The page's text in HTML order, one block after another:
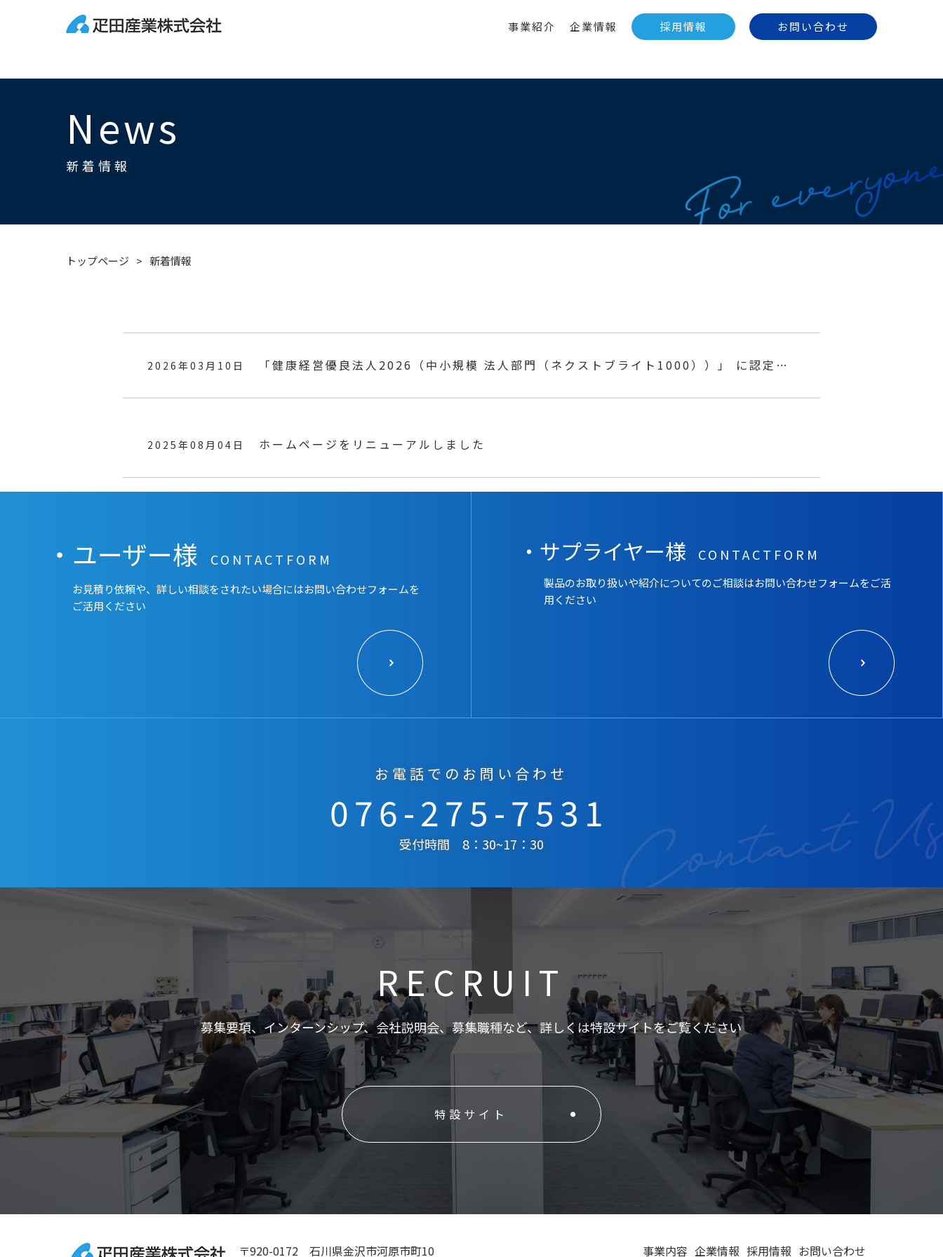
事業紹介 企業情報 採用情報 お問い合わせ
News
新着情報
トップページ 新着情報
2026年03月10日
「健康経営優良法人2026（中小規模 法人部門（ネクストブライト1000））」 に認定さ
2025年08月04日 ホームページをリニューアルしました
・ユーザー様 CONTACTFORM
お見積り依頼や、詳しい相談をされたい場合にはお問い合わせフォームを
ご活用ください
・サプライヤー様 CONTACTFORM
製品のお取り扱いや紹介についてのご相談はお問い合わせフォームをご活
用ください
お電話でのお問い合わせ
受付時間 8：30~17：30
076-275-7531
RECRUIT
募集要項、インターンシップ、会社説明会、募集職種など、詳しくは特設サイトをご覧ください
特設サイト
〒920-0172 石川県金沢市河原市町10 事業内容 企業情報 採用情報 お問い合わせ